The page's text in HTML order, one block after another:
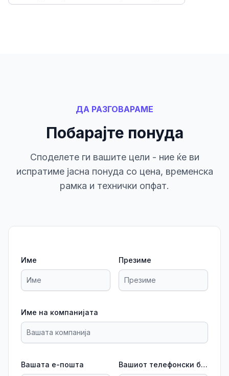
ДА РАЗГОВАРАМЕ
Побарајте понуда
Споделете ги вашите цели - ние ќе ви
испратиме јасна понуда со цена, временска
рамка и технички опфат.
Име Презиме
Име на компанијата
Вашата е-пошта Вашиот телефонски број